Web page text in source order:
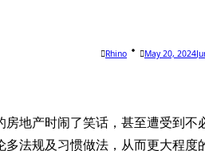
Rhino May 20, 2024
地产时闹了笑话，甚至遭受到
法规及习惯做法，从而更大程度